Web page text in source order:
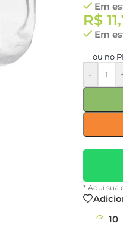
Em
R$
Em
ou no
-
* Aqui sua
10